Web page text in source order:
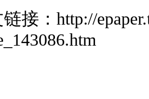
接： http://